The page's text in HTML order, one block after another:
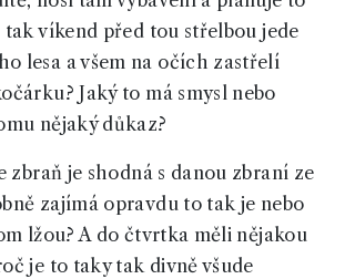
tak víkend před tou střelbou jede
lesa a všem na očích zastřelí
Jaký to má smysl nebo
nějaký důkaz?
zbraň je shodná s danou zbraní ze
zajímá opravdu to tak je nebo
lžou? A do čtvrtka měli nějakou
je to taky tak divně všude